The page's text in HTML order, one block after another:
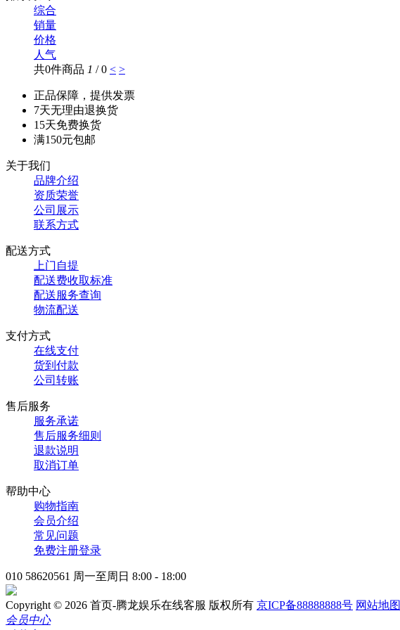
综合
销量
价格
人气
共0件商品 1 / 0 < >
正品保障，提供发票
7天无理由退换货
15天免费换货
满150元包邮
关于我们
品牌介绍
资质荣誉
公司展示
联系方式
配送方式
上门自提
配送费收取标准
配送服务查询
物流配送
支付方式
在线支付
货到付款
公司转账
售后服务
服务承诺
售后服务细则
退款说明
取消订单
帮助中心
购物指南
会员介绍
常见问题
免费注册登录
010 58620561 周一至周日 8:00 - 18:00
Copyright © 2026 首页-腾龙娱乐在线客服 版权所有 京ICP备88888888号 网站地图
会员中心